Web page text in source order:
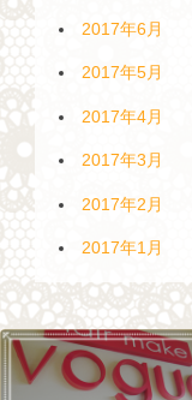
2017年6月
2017年5月
2017年4月
2017年3月
2017年2月
2017年1月